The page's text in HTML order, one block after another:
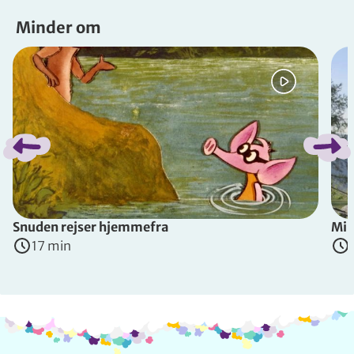
Minder om
Spring bånd over
Snuden rejser hjemmefra
17 min
Info og kontakt